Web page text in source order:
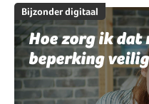
Bijzonder digitaal
Hoe zorg ik dat
beperking